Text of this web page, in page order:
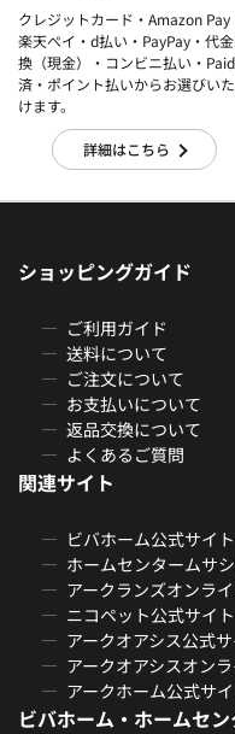
クレジットカード・Amazon Pay
楽天ぺイ・d払い・PayPay・代
換（現金）・コンビニ払い・
済・ポイント払いからお選びい
けます。
詳細はこちら
ショッピングガイド
ご利用ガイド
送料について
ご注文について
お支払いについて
返品交換について
よくあるご質問
関連サイト
ビバホーム公式サイト
ホームセンタームサ
アークランズオンラ
ニコペット公式サイト
アークオアシス公式
アークオアシスオン
アークホーム公式サ
ビバホーム・ホームセ